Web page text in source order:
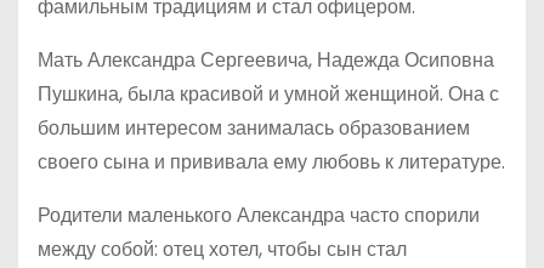
фамильным традициям и стал офицером.
Мать Александра Сергеевича, Надежда Осиповна
Пушкина, была красивой и умной женщиной. Она с
большим интересом занималась образованием
своего сына и прививала ему любовь к литературе.
Родители маленького Александра часто спорили
между собой: отец хотел, чтобы сын стал